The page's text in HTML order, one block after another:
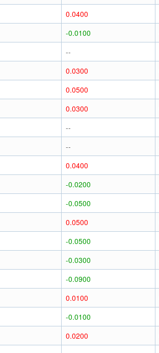
0.0400
-0.0100
--
0.0300
0.0500
0.0300
--
--
0.0400
-0.0200
-0.0500
0.0500
-0.0500
-0.0300
-0.0900
0.0100
-0.0100
0.0200